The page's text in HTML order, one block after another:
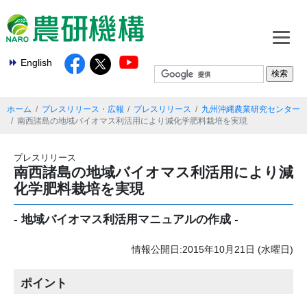
English
ホーム プレスリリース・広報 プレスリリース
九州沖縄農業研究センター
南西諸島の地域バイオマス利活用により減化学肥料栽培を実現
プレスリリース
南西諸島の地域バイオマス利活用により減
化学肥料栽培を実現
- 地域バイオマス利活用マニュアルの作成 -
情報公開日:2015年10月21日 (水曜日)
ポイント